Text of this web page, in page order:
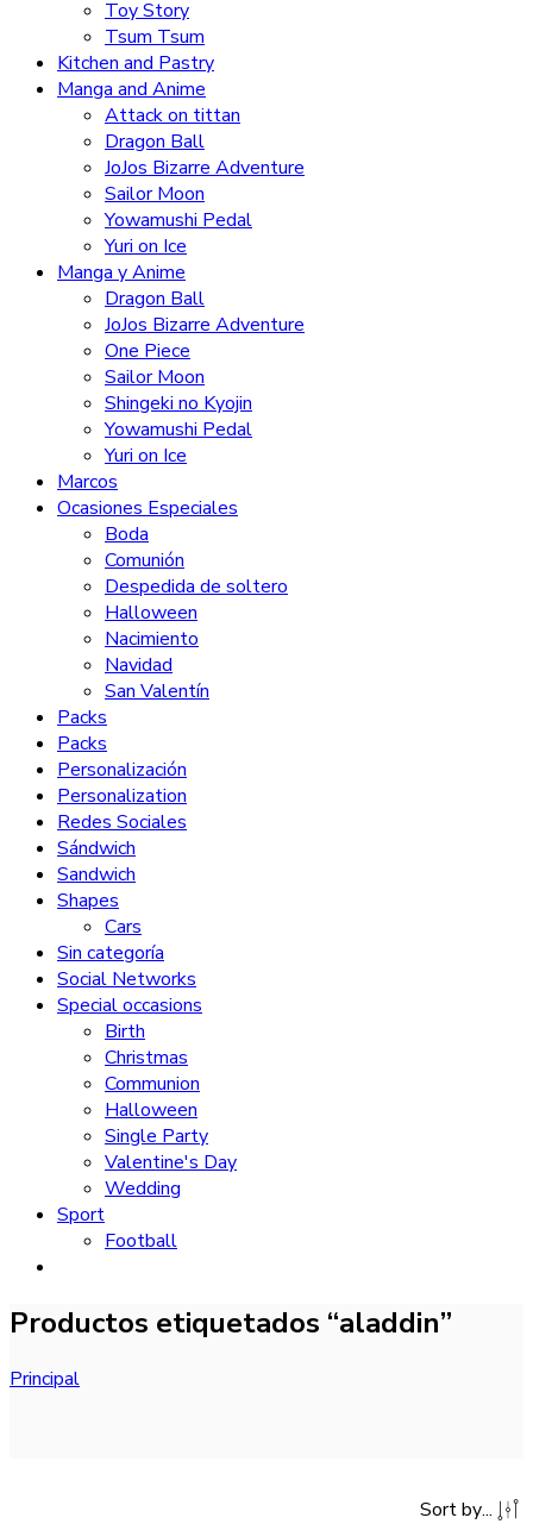
Toy Story
Tsum Tsum
Kitchen and Pastry
Manga and Anime
Attack on tittan
Dragon Ball
JoJos Bizarre Adventure
Sailor Moon
Yowamushi Pedal
Yuri on Ice
Manga y Anime
Dragon Ball
JoJos Bizarre Adventure
One Piece
Sailor Moon
Shingeki no Kyojin
Yowamushi Pedal
Yuri on Ice
Marcos
Ocasiones Especiales
Boda
Comunión
Despedida de soltero
Halloween
Nacimiento
Navidad
San Valentín
Packs
Packs
Personalización
Personalization
Redes Sociales
Sándwich
Sandwich
Shapes
Cars
Sin categoría
Social Networks
Special occasions
Birth
Christmas
Communion
Halloween
Single Party
Valentine's Day
Wedding
Sport
Football
Productos etiquetados “aladdin”
Principal
Sort by...